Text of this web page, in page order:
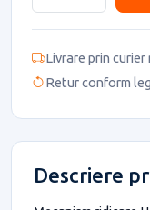
Livrare prin curier
Retur conform
Descriere